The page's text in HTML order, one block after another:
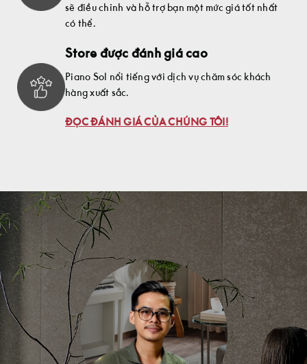
sẽ điều chỉnh và hỗ trợ bạn một mức giá tốt nhất
có thể.
Store được đánh giá cao
Piano Sol nổi tiếng với dịch vụ chăm sóc khách
hàng xuất sắc.
ĐỌC ĐÁNH GIÁ CỦA CHÚNG TÔI!